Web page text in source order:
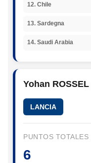
12. Chile
13. Sardegna
14. Saudi Arabia
Yohan ROSSEL
LANCIA
PUNTOS TOTALES
6